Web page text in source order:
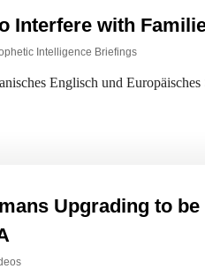
Interfere with
Intelligence Briefings
Englisch und Europäisches
Upgrading to be